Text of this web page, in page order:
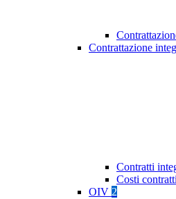
Contrattazione
Contratti
Costi
OIV 2